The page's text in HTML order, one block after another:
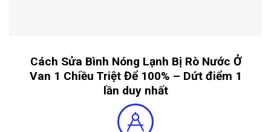
Cách Sửa Bình Nóng Lạnh Bị Rò Nước Ở
Van 1 Chiều Triệt Để 100% – Dứt điểm 1
lần duy nhất